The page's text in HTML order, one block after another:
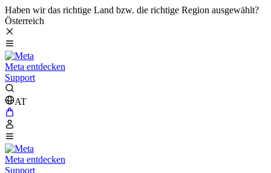
Haben wir das richtige Land bzw. die richtige Region ausgewählt?
Österreich
Meta entdecken
Support
AT
Meta entdecken
Support